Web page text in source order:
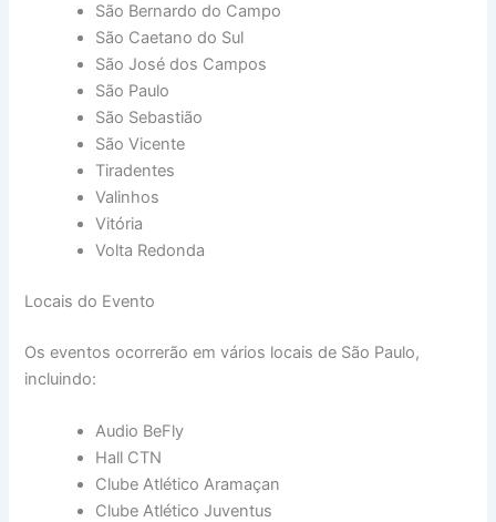
São Bernardo do Campo
São Caetano do Sul
São José dos Campos
São Paulo
São Sebastião
São Vicente
Tiradentes
Valinhos
Vitória
Volta Redonda
Locais do Evento
Os eventos ocorrerão em vários locais de São Paulo,
incluindo:
Audio BeFly
Hall CTN
Clube Atlético Aramaçan
Clube Atlético Juventus